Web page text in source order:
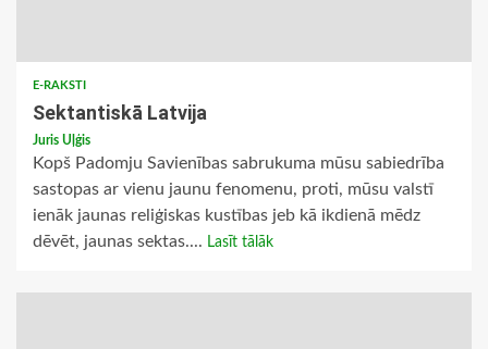
E-RAKSTI
Sektantiskā Latvija
Juris Uļģis
Kopš Padomju Savienības sabrukuma mūsu sabiedrība
sastopas ar vienu jaunu fenomenu, proti, mūsu valstī
ienāk jaunas reliģiskas kustības jeb kā ikdienā mēdz
dēvēt, jaunas sektas.... Lasīt tālāk